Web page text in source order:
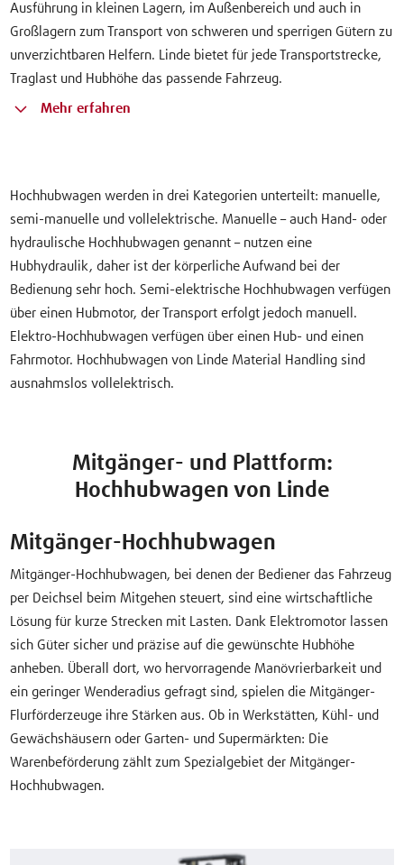
Ausführung in kleinen Lagern, im Außenbereich und auch in
Großlagern zum Transport von schweren und sperrigen Gütern zu
unverzichtbaren Helfern. Linde bietet für jede Transportstrecke,
Traglast und Hubhöhe das passende Fahrzeug.
Mehr erfahren
Hochhubwagen werden in drei Kategorien unterteilt: manuelle,
semi-manuelle und vollelektrische. Manuelle – auch Hand- oder
hydraulische Hochhubwagen genannt – nutzen eine
Hubhydraulik, daher ist der körperliche Aufwand bei der
Bedienung sehr hoch. Semi-elektrische Hochhubwagen verfügen
über einen Hubmotor, der Transport erfolgt jedoch manuell.
Elektro-Hochhubwagen verfügen über einen Hub- und einen
Fahrmotor. Hochhubwagen von Linde Material Handling sind
ausnahmslos vollelektrisch.
Mitgänger- und Plattform:
Hochhubwagen von Linde
Mitgänger-Hochhubwagen
Mitgänger-Hochhubwagen, bei denen der Bediener das Fahrzeug
per Deichsel beim Mitgehen steuert, sind eine wirtschaftliche
Lösung für kurze Strecken mit Lasten. Dank Elektromotor lassen
sich Güter sicher und präzise auf die gewünschte Hubhöhe
anheben. Überall dort, wo hervorragende Manövrierbarkeit und
ein geringer Wenderadius gefragt sind, spielen die Mitgänger-
Flurförderzeuge ihre Stärken aus. Ob in Werkstätten, Kühl- und
Gewächshäusern oder Garten- und Supermärkten: Die
Warenbeförderung zählt zum Spezialgebiet der Mitgänger-
Hochhubwagen.